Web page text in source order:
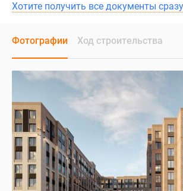
Хотите получить все документы
Фотографии Ход строительства